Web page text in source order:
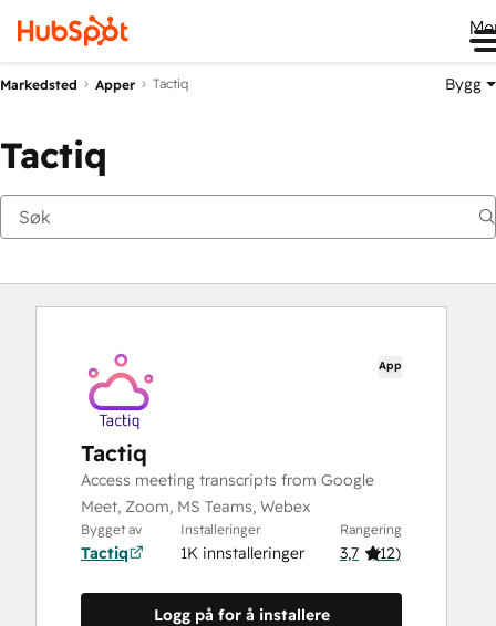
Markedsted Apper Tactiq Bygg
Tactiq
App
Tactiq
Access meeting transcripts from Google
Meet, Zoom, MS Teams, Webex
Bygget av
Tactiq
Installeringer
1K innstalleringer
Rangering
3,7 (12)
Logg på for å installere